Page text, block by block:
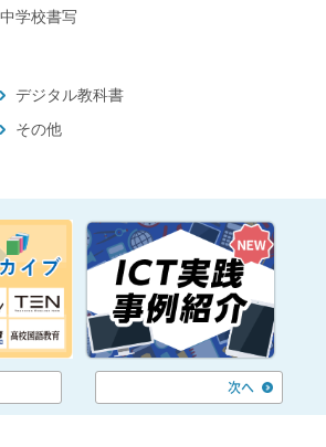
おける再生不調について
した。
語
第32回：AI翻訳ツールのある時代における英作文
た。
英語コラム】連載第18回「笑いとユーモアの根底
した。
中学校書写
デジタル教科書
その他
次へ